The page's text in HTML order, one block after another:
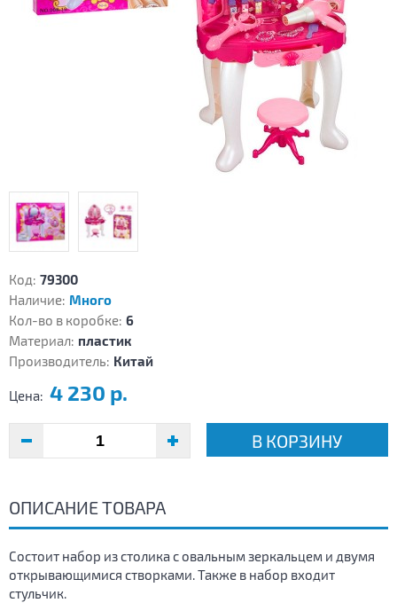
Код: 79300
Наличие: Много
Кол-во в коробке: 6
Материал: пластик
Производитель: Китай
Цена: 4 230 р.
В КОРЗИНУ
ОПИСАНИЕ ТОВАРА
Состоит набор из столика с овальным зеркальцем и двумя
открывающимися створками. Также в набор входит
стульчик.